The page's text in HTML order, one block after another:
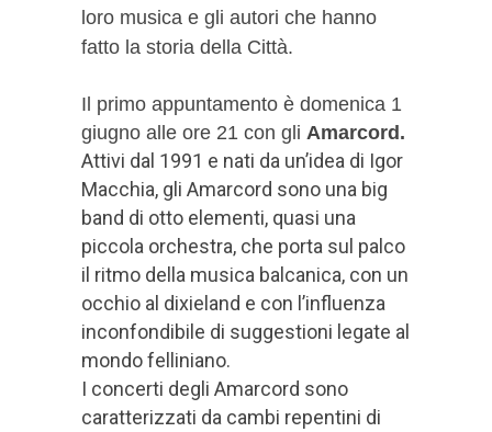
loro musica e gli autori che hanno
fatto la storia della Città.
Il primo appuntamento è domenica 1
giugno alle ore 21 con gli Amarcord.
Attivi dal 1991 e nati da un’idea di Igor
Macchia, gli Amarcord sono una big
band di otto elementi, quasi una
piccola orchestra, che porta sul palco
il ritmo della musica balcanica, con un
occhio al dixieland e con l’influenza
inconfondibile di suggestioni legate al
mondo felliniano.
I concerti degli Amarcord sono
caratterizzati da cambi repentini di